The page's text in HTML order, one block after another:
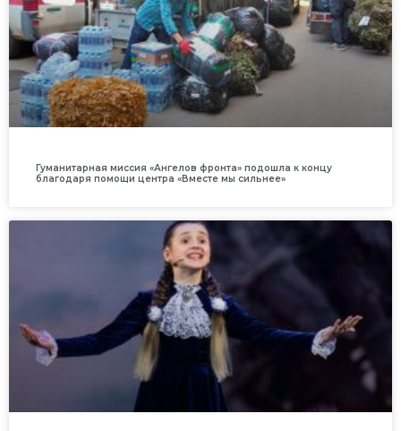
Гуманитарная миссия «Ангелов фронта» подошла к концу
благодаря помощи центра «Вместе мы сильнее»